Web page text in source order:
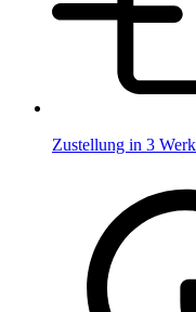
Zustellung in 3